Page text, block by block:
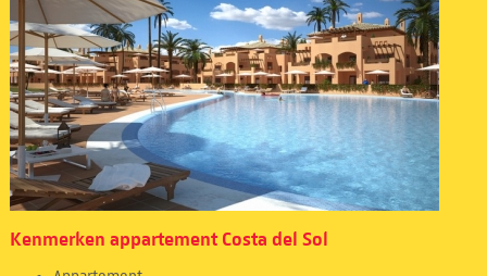
Kenmerken appartement Costa del Sol